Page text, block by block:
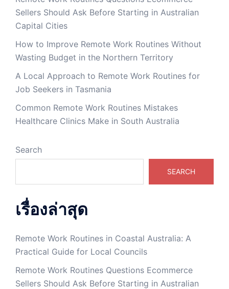
Sellers Should Ask Before Starting in Australian
Capital Cities
How to Improve Remote Work Routines Without
Wasting Budget in the Northern Territory
A Local Approach to Remote Work Routines for
Job Seekers in Tasmania
Common Remote Work Routines Mistakes
Healthcare Clinics Make in South Australia
Search
SEARCH
เรื่องล่าสุด
Remote Work Routines in Coastal Australia: A
Practical Guide for Local Councils
Remote Work Routines Questions Ecommerce
Sellers Should Ask Before Starting in Australian